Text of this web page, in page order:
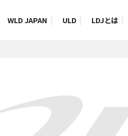
WLD JAPAN ULD LDJとは